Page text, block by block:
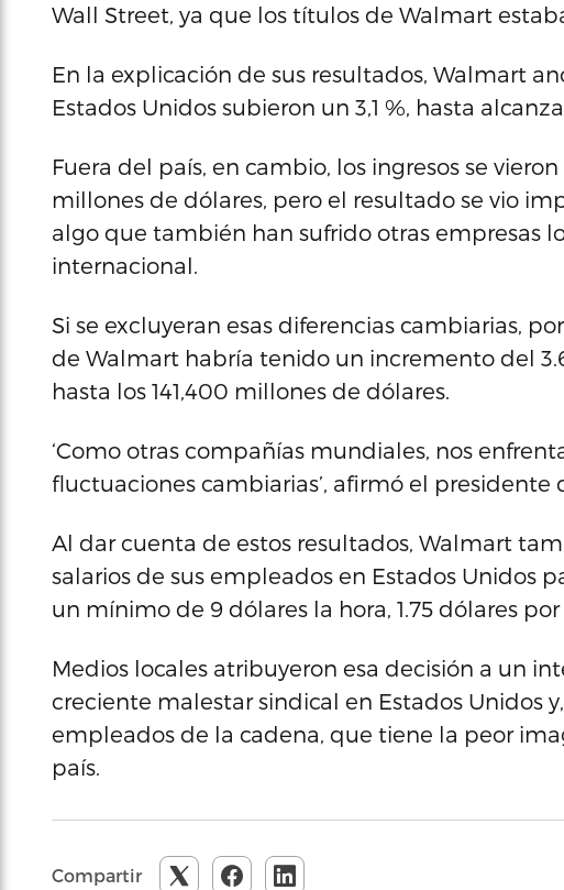
Wall Street, ya que los títulos de Walmart
En la explicación de sus resultados, Walmart
Estados Unidos subieron un 3,1 %, hasta
Fuera del país, en cambio, los ingresos se
millones de dólares, pero el resultado se vio
algo que también han sufrido otras empresas
internacional.
Si se excluyeran esas diferencias cambiarias,
de Walmart habría tenido un incremento del
hasta los 141,400 millones de dólares.
‘Como otras compañías mundiales, nos
fluctuaciones cambiarias’, afirmó el
Al dar cuenta de estos resultados, Walmart
salarios de sus empleados en Estados Unidos
un mínimo de 9 dólares la hora, 1.75 dólares
Medios locales atribuyeron esa decisión a un
creciente malestar sindical en Estados Unidos
empleados de la cadena, que tiene la peor
país.
Compartir